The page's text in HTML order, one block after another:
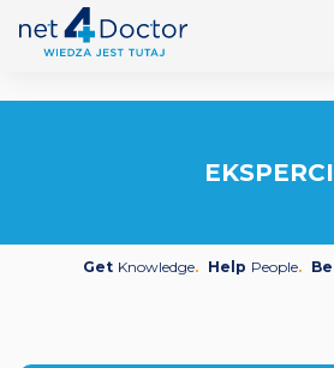
EKSPERCI
Get Knowledge Help People Be